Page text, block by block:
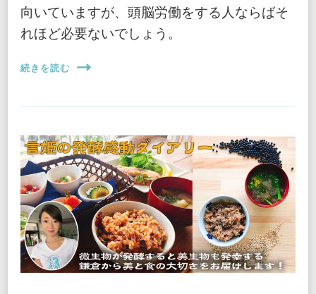
向いていますが、頭脳労働をする人ならばそ
れほど必要ないでしょう。
続きを読む